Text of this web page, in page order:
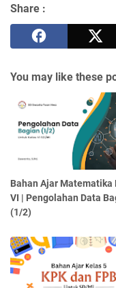
Share :
You may like these
Bahan Ajar Matematika
VI | Pengolahan Data
(1/2)